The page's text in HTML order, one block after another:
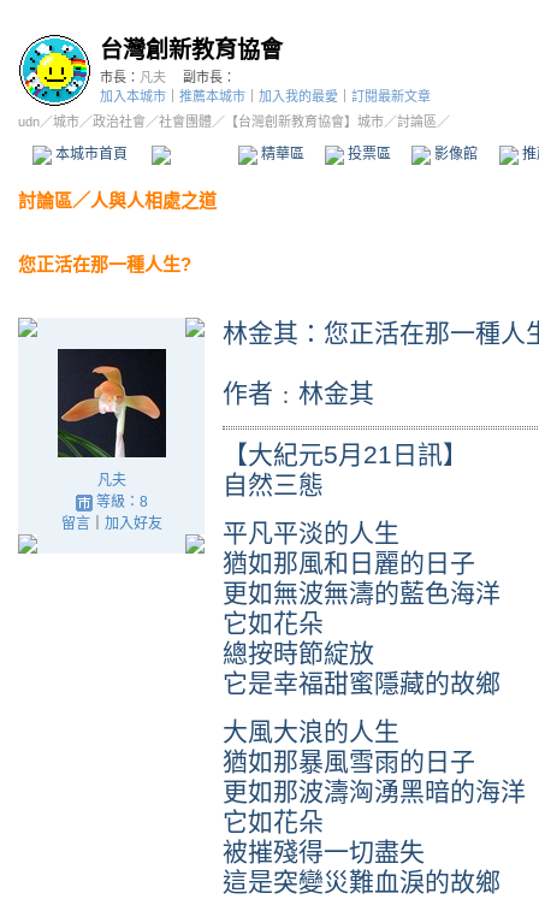
台灣創新教育協會
市長： 凡夫
副市長：
加入本城市
推薦本城市 加入我的最愛
訂閱最新文章
udn／城市／政治社會 ／社會團體／ 【台灣創新教育協會】城市／討論區／
本城市首頁 精華區 投票區 影像館
討論區／人與人相處之道
您正活在那一種人生?
凡夫
等級：8
留言｜ 加入好友
林金其：您正活在那一種人
作者﹕林金其
【大紀元5月21日訊】
自然三態
平凡平淡的人生
猶如那風和日麗的日子
更如無波無濤的藍色海洋
它如花朵
總按時節綻放
它是幸福甜蜜隱藏的故鄉
大風大浪的人生
猶如那暴風雪雨的日子
更如那波濤洶湧黑暗的海洋
它如花朵
被摧殘得一切盡失
這是突變災難血淚的故鄉